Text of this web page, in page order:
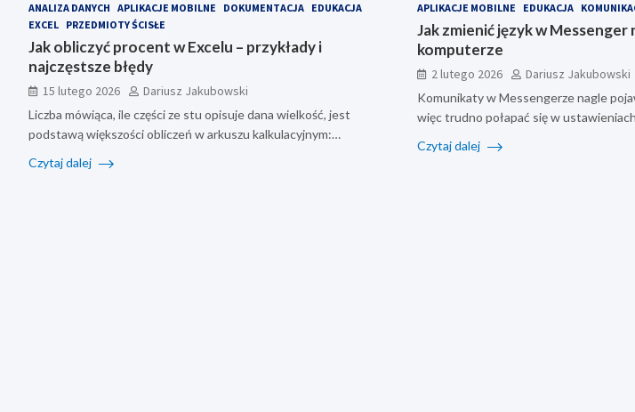
ANALIZA DANYCH APLIKACJE MOBILNE DOKUMENTACJA EDUKACJA
EXCEL PRZEDMIOTY ŚCISŁE
Jak obliczyć procent w Excelu – przykłady i
najczęstsze błędy
15 lutego 2026 Dariusz Jakubowski
Liczba mówiąca, ile części ze stu opisuje dana wielkość, jest
podstawą większości obliczeń w arkuszu kalkulacyjnym:…
Czytaj dalej
APLIKACJE MOBILNE EDUKACJA
Jak zmienić język w
komputerze
2 lutego 2026 Dariusz Jakubowski
Komunikaty w Messengerze nagle
więc trudno połapać się w
Czytaj dalej